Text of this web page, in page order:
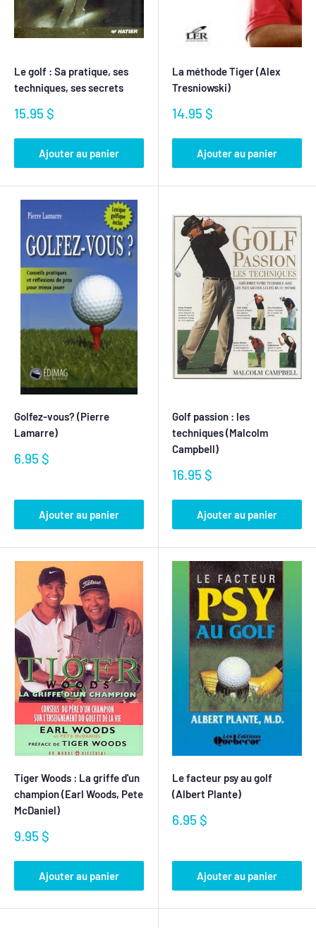
Le golf : Sa pratique, ses
techniques, ses secrets
Prix
15.95 $
Ajouter au panier
La méthode Tiger (Alex
Tresniowski)
Prix
14.95 $
Ajouter au panier
Golfez-vous? (Pierre
Lamarre)
Prix
6.95 $
Ajouter au panier
Golf passion : les
techniques (Malcolm
Campbell)
Prix
16.95 $
Ajouter au panier
Tiger Woods : La griffe d'un
champion (Earl Woods, Pete
McDaniel)
Prix
9.95 $
Ajouter au panier
Le facteur psy au golf
(Albert Plante)
Prix
6.95 $
Ajouter au panier